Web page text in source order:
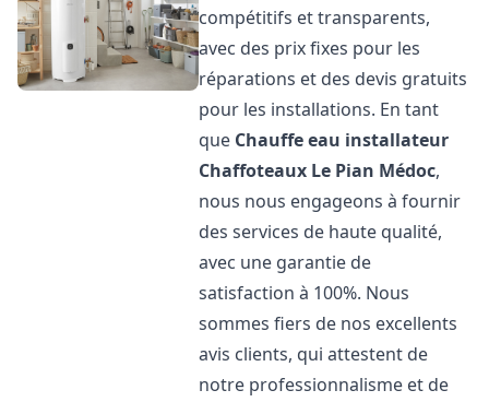
compétitifs et transparents,
avec des prix fixes pour les
réparations et des devis gratuits
pour les installations. En tant
que Chauffe eau installateur
Chaffoteaux Le Pian Médoc,
nous nous engageons à fournir
des services de haute qualité,
avec une garantie de
satisfaction à 100%. Nous
sommes fiers de nos excellents
avis clients, qui attestent de
notre professionnalisme et de